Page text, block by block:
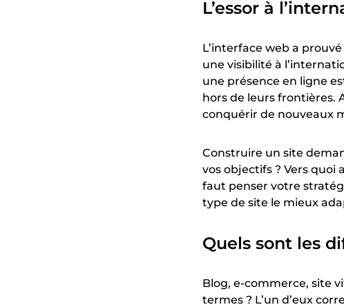
L’essor à
L’interface web a
une visibilité à
une présence en ligne
hors de leurs frontières.
conquérir de nouveaux
Construire un site
vos objectifs ? Vers quoi
faut penser votre
type de site le mieux
Quels sont les
Blog, e-commerce, site
termes ? L’un d’eux